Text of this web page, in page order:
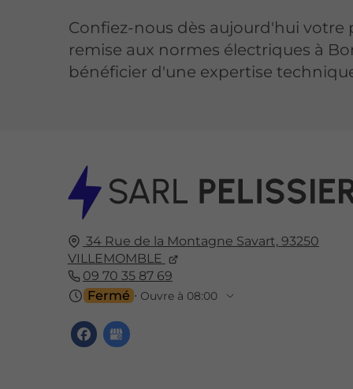
Confiez-nous dès aujourd'hui votre
remise aux normes électriques à
bénéficier d'une expertise
34 Rue de la Montagne Savart, 93250
VILLEMOMBLE
09 70 35 87 69
Fermé ⋅ Ouvre à 08:00